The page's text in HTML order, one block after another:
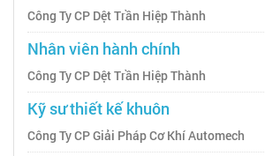
Công Ty CP Dệt Trần Hiệp Thành
Nhân viên hành chính
Công Ty CP Dệt Trần Hiệp Thành
Kỹ sư thiết kế khuôn
Công Ty CP Giải Pháp Cơ Khí Automech